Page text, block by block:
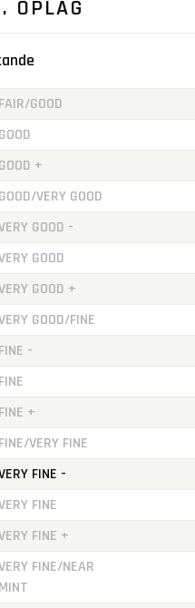
OPLAG
FAIR/GOOD
GOOD
GOOD +
GOOD/VERY GOOD
GOOD -
GOOD
GOOD +
GOOD/FINE
FINE -
FINE
FINE +
FINE/VERY FINE
FINE -
FINE
FINE +
FINE/NEAR
MINT